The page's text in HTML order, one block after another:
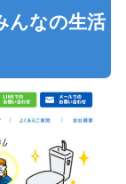
んなの生活